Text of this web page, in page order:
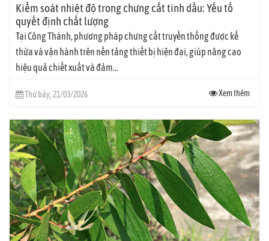
Kiểm soát nhiệt độ trong chưng cất tinh dầu: Yếu tố
quyết định chất lượng
Tại Công Thành, phương pháp chưng cất truyền thống được kế
thừa và vận hành trên nền tảng thiết bị hiện đại, giúp nâng cao
hiệu quả chiết xuất và đảm...
Thứ bảy, 21/03/2026 Xem thêm